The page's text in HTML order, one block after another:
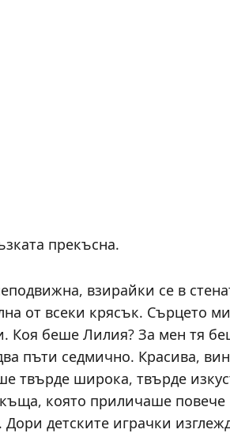
прекъсна.
взирайки се в
от всеки крясък. Сърцето
Коя беше Лилия? За мен тя
пъти седмично. Красива,
твърде широка, твърде
която приличаше
Дори детските играчки